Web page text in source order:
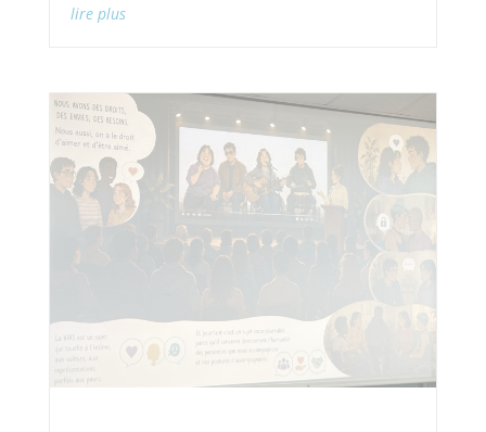
lire plus